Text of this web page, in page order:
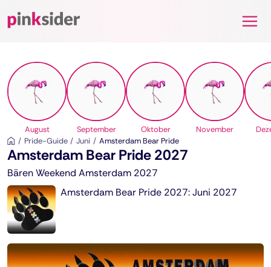
Pinksider
August September Oktober November
Pride-Guide
Juni Amsterdam Bear Pride
Amsterdam Bear Pride 2027
Bären Weekend Amsterdam 2027
Amsterdam Bear Pride 2027: Juni 2027